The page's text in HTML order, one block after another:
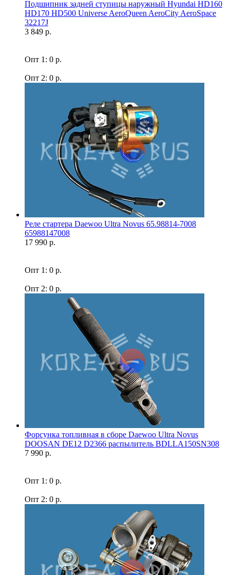
Подшипник задней ступицы наружный Hyundai HD160
HD170 HD500 Universe AeroQueen AeroCity AeroSpace
32217J
3 849 р.
Опт 1: 0 р.
Опт 2: 0 р.
Реле стартера Daewoo Ultra Novus 65.98814-7008
65988147008
17 990 р.
Опт 1: 0 р.
Опт 2: 0 р.
Форсунка топливная в сборе Daewoo Ultra Novus
DOOSAN DE12 D2366 распылитель BDLLA150SN308
7 990 р.
Опт 1: 0 р.
Опт 2: 0 р.